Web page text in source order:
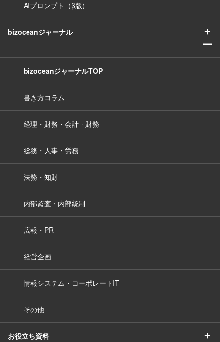
AIプロンプト（β版）
bizoceanジャーナル
＋
ー
bizoceanジャーナルTOP
書き方コラム
経理・財務・会計・財務
総務・人事・労務
法務・知財
内部監査・内部統制
広報・PR
経営企画
情報システム・コーポレートIT
その他
お役立ち資料
＋